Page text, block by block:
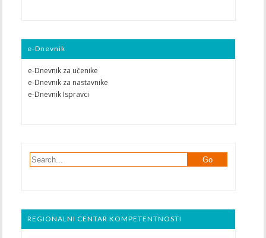
e-Dnevnik
e-Dnevnik za učenike
e-Dnevnik za nastavnike
e-Dnevnik Ispravci
REGIONALNI CENTAR KOMPETENTNOSTI